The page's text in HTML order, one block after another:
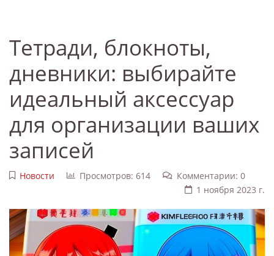
Тетради, блокноты,
дневники: выбирайте
идеальный аксессуар
для организации ваших
записей
Новости Просмотров: 614
Комментарии: 0
1 ноября 2023 г.